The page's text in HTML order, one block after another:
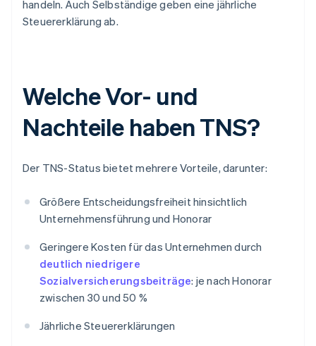
handeln. Auch Selbständige geben eine jährliche
Steuererklärung ab.
Welche Vor- und
Nachteile haben TNS?
Der TNS-Status bietet mehrere Vorteile, darunter:
Größere Entscheidungsfreiheit hinsichtlich
Unternehmensführung und Honorar
Geringere Kosten für das Unternehmen durch
deutlich niedrigere
Sozialversicherungsbeiträge: je nach Honorar
zwischen 30 und 50 %
Jährliche Steuererklärungen